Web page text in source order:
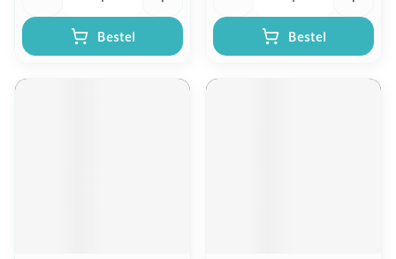
Bestel Bestel